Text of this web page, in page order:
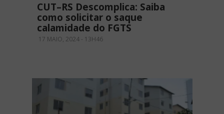
CUT–RS Descomplica: Saiba
como solicitar o saque
calamidade do FGTS
17 MAIO, 2024 - 13H46